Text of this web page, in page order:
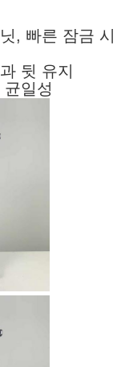
, 빠른 잠금 시
뒷 유지
일성